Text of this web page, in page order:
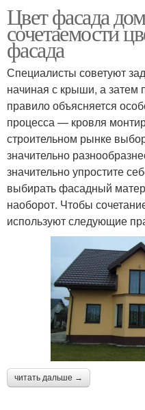
Цвет фасада
сочетаемости
фасада
Специалисты советуют
начиная с крыши, а затем
правило объясняется
процесса — кровля
строительном рынке
значительно
значительно упростите
выбирать фасадный
наоборот. Чтобы
используют следующие
читать дальше →